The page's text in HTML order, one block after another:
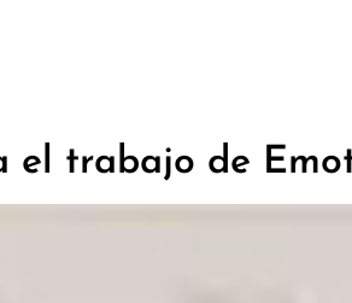
el trabajo de